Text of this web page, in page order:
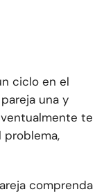
ciclo en el
una y
te
problema,
comprenda